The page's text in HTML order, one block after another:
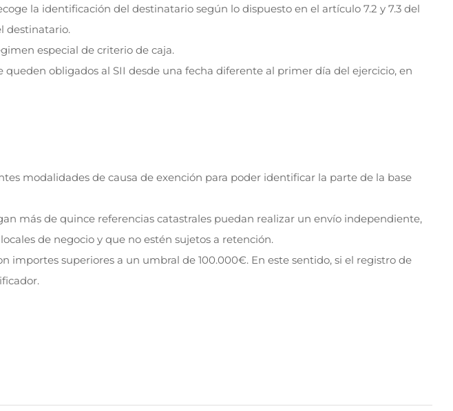
la identificación del destinatario según lo dispuesto en el artículo 7.2 y 7.3 del
destinatario.
especial de criterio de caja.
obligados al SII desde una fecha diferente al primer día del ejercicio, en
modalidades de causa de exención para poder identificar la parte de la base
más de quince referencias catastrales puedan realizar un envío independiente,
de negocio y que no estén sujetos a retención.
importes superiores a un umbral de 100.000€. En este sentido, si el registro de